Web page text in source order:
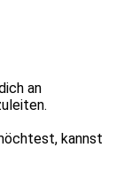
an
kannst